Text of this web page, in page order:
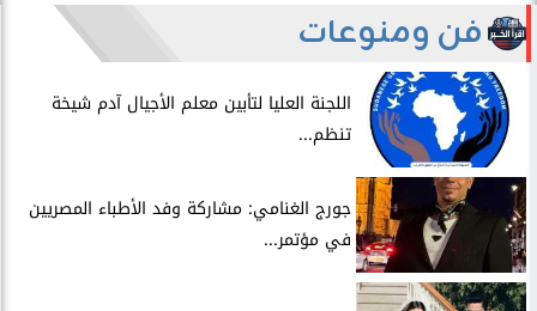
فن ومنوعات
اللجنة العليا لتأبين معلم الأجيال آدم شيخة
تنظم...
جورج الغنامي: مشاركة وفد الأطباء المصريين
في مؤتمر...